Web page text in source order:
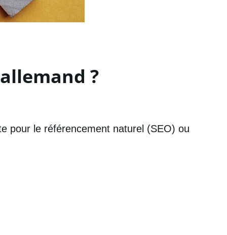
?
pour le référencement naturel (SEO) ou